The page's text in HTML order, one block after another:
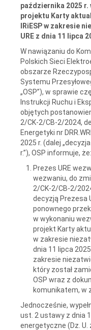
października 2025
projektu Karty
IRiESP w zakresie
URE z dnia 11 lipca
W nawiązaniu do
Polskich Sieci
obszarze
Systemu
„OSP”), w sprawie
Instrukcji Ruchu i
objętych
2/CK-2/CB-2/2024,
Energetyki nr
2025 r. (dalej
r.”), OSP informuje, że:
Prezes URE
wezwaniu, do
2/CK-2/CB-2/
decyzją Prezesa
ponownego
w wykonaniu
projekt Karty
w zakresie
dnia 11 lipca
zakresie
który został
OSP wraz z
komunikatem, w
Jednocześnie,
ust. 2 ustawy z dnia
energetyczne (Dz. U.